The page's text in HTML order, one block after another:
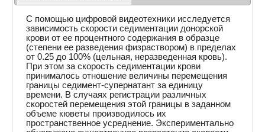
С помощью цифровой видеотехники исследуется
зависимость скорости седиментации донорской
крови от ее процентного содержания в образце
(степени ее разведения физраствором) в пределах
от 0.25 до 100% (цельная, неразведенная кровь).
При этом за скорость седиментации крови
принималось отношение величины перемещения
границы седимент-супернатант за единицу
времени. В случаях регистрации различных
скоростей перемещения этой границы в заданном
объеме кюветы производилось их
пространственное усреднение. Экспериментально